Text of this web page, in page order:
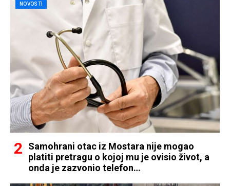
NOVOSTI
Samohrani otac iz Mostara nije mogao
platiti pretragu o kojoj mu je ovisio život, a
onda je zazvonio telefon…